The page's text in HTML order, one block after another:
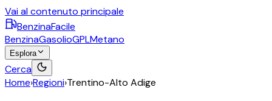
Vai al contenuto principale
BenzinaFacile
BenzinaGasolioGPLMetano
Esplora
Cerca
Home›Regioni›Trentino-Alto Adige